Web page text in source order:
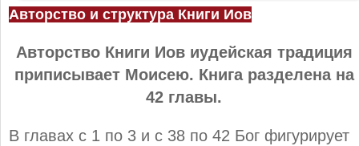
Авторство и структура Книги Иов
Авторство Книги Иов иудейская традиция
приписывает Моисею. Книга разделена на
42 главы.
В главах с 1 по 3 и с 38 по 42 Бог фигурирует